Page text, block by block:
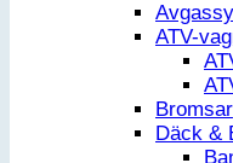
ATV-
Bromsar
Däck &